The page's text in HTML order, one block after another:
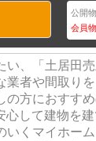
公開
会員
い、「土居田
業者や間取り
の方におすす
心して建物を
いくマイホー